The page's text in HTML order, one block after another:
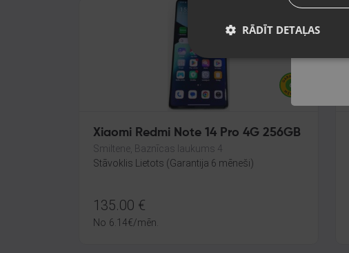
Xiaomi Redmi Note 14 Pro 4G 256GB
Smiltene, Baznīcas laukums 4
Stāvoklis Lietots (Garantija 6 mēneši)
135.00 €
No 6.14€/mēn.
RĀDĪT DETAĻAS